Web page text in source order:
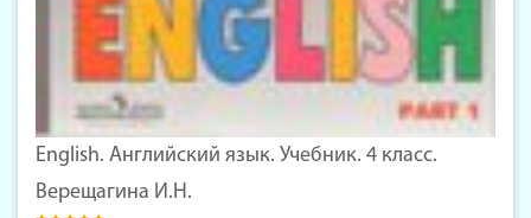
English. Английский язык. Учебник. 4 класс.
Верещагина И.Н.